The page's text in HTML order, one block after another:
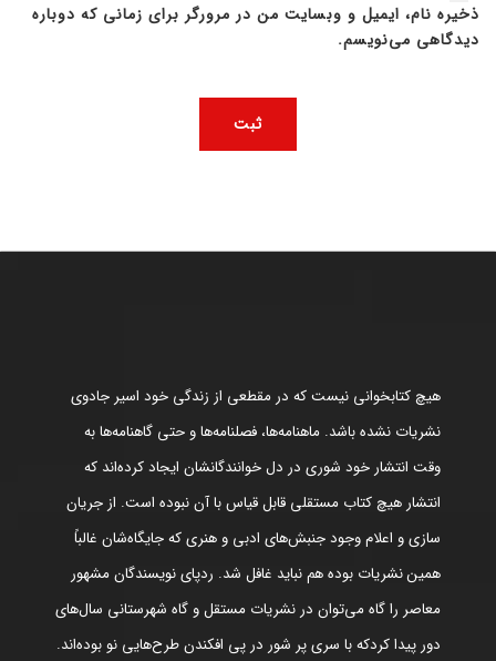
ذخیره نام، ایمیل و وبسایت من در مرورگر برای زمانی که دوباره
دیدگاهی می‌نویسم.
هیچ کتابخوانی نیست که در مقطعی از زندگی خود اسیر جادوی
نشریات نشده باشد. ماهنامه‌ها، فصلنامه‌ها و حتی گاهنامه‌ها به
وقت انتشار خود شوری در دل خوانندگانشان ایجاد کرده‌اند که
انتشار هیچ کتاب مستقلی قابل قیاس با آن نبوده است. از جریان
سازی و اعلام وجود جنبش‌های ادبی و هنری که جایگاه‌شان غالباً
همین نشریات بوده هم نباید غافل شد. ردپای نویسندگان مشهور
معاصر را گاه می‌توان در نشریات مستقل و گاه شهرستانی سال‌های
دور پیدا کردکه با سری پر شور در پی افکندن طرح‌هایی نو بوده‌اند.